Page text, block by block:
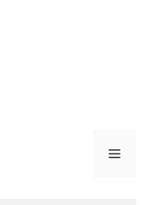
메